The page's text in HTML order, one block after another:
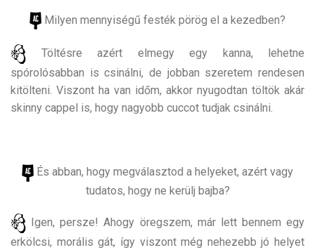
Milyen mennyiségű festék pörög el a kezedben?
Töltésre azért elmegy egy kanna, lehetne
spórolósabban is csinálni, de jobban szeretem rendesen
kitölteni. Viszont ha van időm, akkor nyugodtan töltök akár
skinny cappel is, hogy nagyobb cuccot tudjak csinálni.
És abban, hogy megválasztod a helyeket, azért vagy
tudatos, hogy ne kerülj bajba?
Igen, persze! Ahogy öregszem, már lett bennem egy
erkölcsi, morális gát, így viszont még nehezebb jó helyet